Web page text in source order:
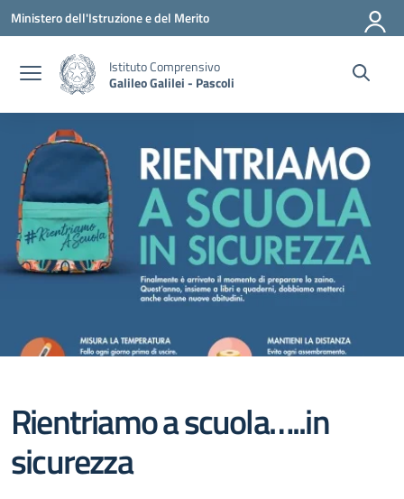
Vai ai contenuti
Vai al menu di navigazione
Vai al footer
Ministero dell'Istruzione e del Merito
Istituto Comprensivo
Galileo Galilei - Pascoli
Rientriamo a scuola…..in
sicurezza